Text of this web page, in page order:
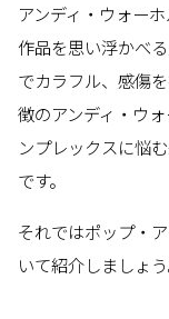
アンディ・ウォー
作品を思い浮かべ
でカラフル、感傷
徴のアンディ・ウ
ンプレックスに悩
です。
それではポップ・
いて紹介しましょう